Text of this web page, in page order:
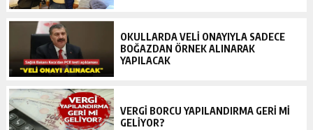
OKULLARDA VELI ONAYIYLA SADECE
BOĞAZDAN ÖRNEK ALINARAK
YAPILACAK
VERGI BORCU YAPILANDIRMA GERI MI
GELIYOR?